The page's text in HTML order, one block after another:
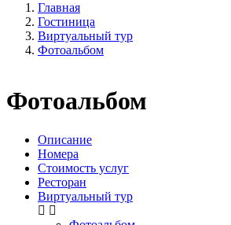
Главная
Гостиница
Виртуальный тур
Фотоальбом
Фотоальбом
Описание
Номера
Стоимость услуг
Ресторан
Виртуальный тур